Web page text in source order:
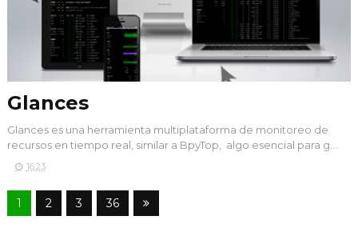
Glances
Glances es una herramienta multiplataforma de monitoreo de
recursos en tiempo real, similar a BpyTop, algo esencial para g...
16:23
1 2 3 36